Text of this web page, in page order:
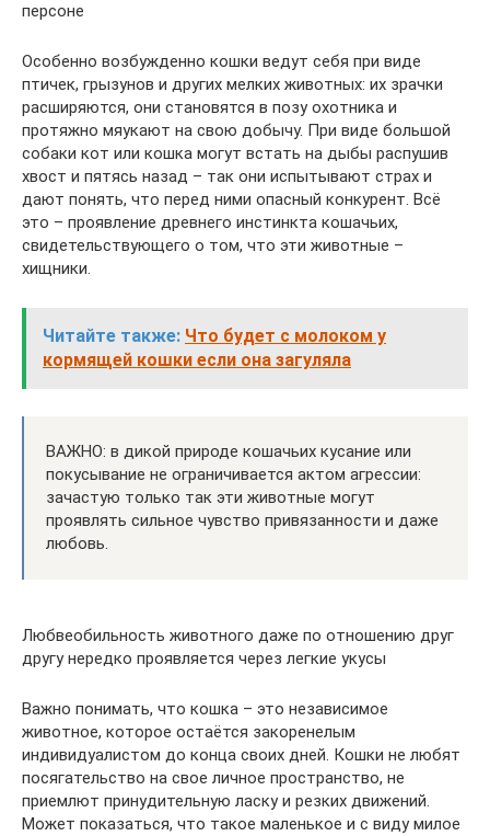
персоне
Особенно возбужденно кошки ведут себя при виде
птичек, грызунов и других мелких животных: их зрачки
расширяются, они становятся в позу охотника и
протяжно мяукают на свою добычу. При виде большой
собаки кот или кошка могут встать на дыбы распушив
хвост и пятясь назад – так они испытывают страх и
дают понять, что перед ними опасный конкурент. Всё
это – проявление древнего инстинкта кошачьих,
свидетельствующего о том, что эти животные –
хищники.
Читайте также: Что будет с молоком у
кормящей кошки если она загуляла
ВАЖНО: в дикой природе кошачьих кусание или
покусывание не ограничивается актом агрессии:
зачастую только так эти животные могут
проявлять сильное чувство привязанности и даже
любовь.
Любвеобильность животного даже по отношению друг
другу нередко проявляется через легкие укусы
Важно понимать, что кошка – это независимое
животное, которое остаётся закоренелым
индивидуалистом до конца своих дней. Кошки не любят
посягательство на свое личное пространство, не
приемлют принудительную ласку и резких движений.
Может показаться, что такое маленькое и с виду милое